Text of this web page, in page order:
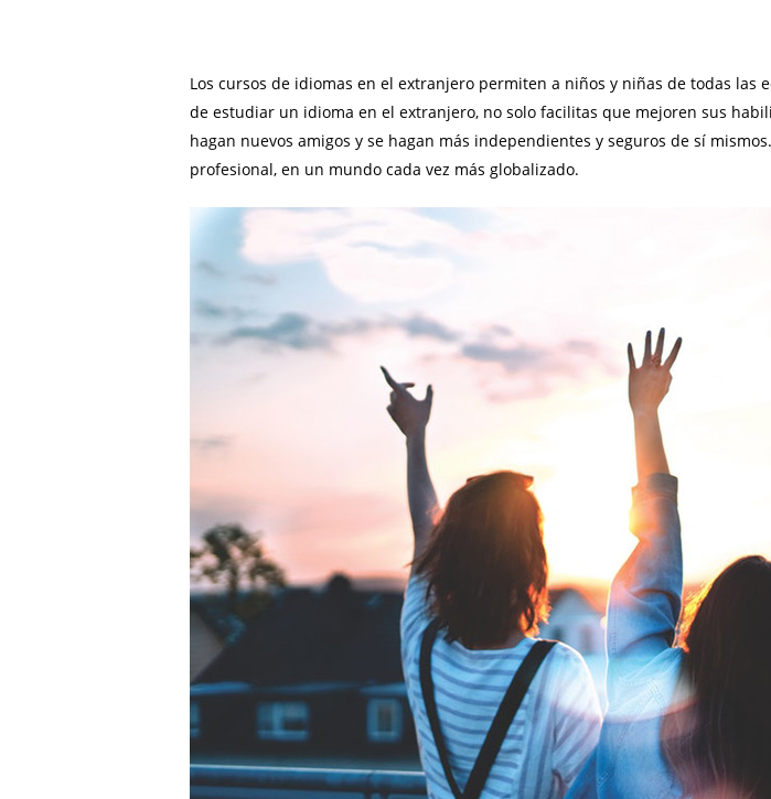
Los cursos de idiomas en el extranjero permiten a niños y niñas de todas
de estudiar un idioma en el extranjero, no solo facilitas que mejoren sus
hagan nuevos amigos y se hagan más independientes y seguros de sí
profesional, en un mundo cada vez más globalizado.